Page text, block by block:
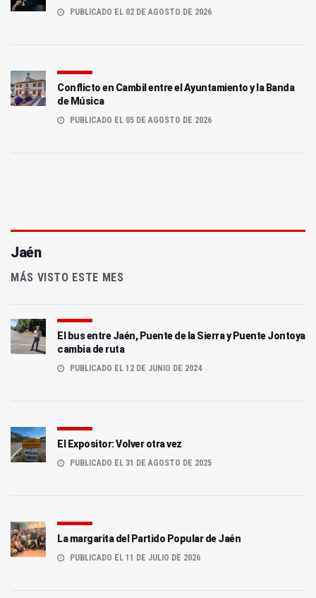
PUBLICADO EL 02 DE AGOSTO DE 2026
Conflicto en Cambil entre el Ayuntamiento y la Banda
de Música
PUBLICADO EL 05 DE AGOSTO DE 2026
Jaén
MÁS VISTO ESTE MES
El bus entre Jaén, Puente de la Sierra y Puente Jontoya
cambia de ruta
PUBLICADO EL 12 DE JUNIO DE 2024
El Expositor: Volver otra vez
PUBLICADO EL 31 DE AGOSTO DE 2025
La margarita del Partido Popular de Jaén
PUBLICADO EL 11 DE JULIO DE 2026